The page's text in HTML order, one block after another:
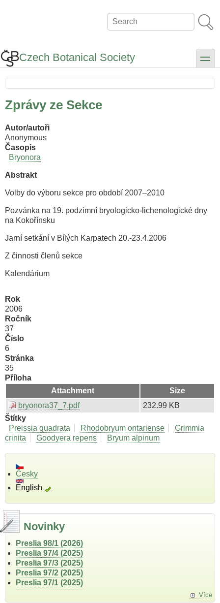
Search
Czech Botanical Society toggle
Zprávy ze Sekce
Autor/autoři
Anonymous
Časopis
Bryonora
Abstrakt
Volby do výboru sekce pro období 2007–2010
Pozvánka na 19. podzimní bryologicko-lichenologické dny
na Kokořínsku
Jarní setkání v Bílých Karpatech 20.-23.4.2006
Z činnosti členů sekce
Kalendárium
Rok
2006
Ročník
37
Číslo
6
Stránka
35
Příloha
Attachment
Size
bryonora37_7.pdf
232.99 KB
Štítky
Preissia quadrata
Rhodobryum ontariense
Grimmia
crinita
Goodyera repens Bryum alpinum
Česky
English
Novinky
Preslia 98/1 (2026)
Preslia 97/4 (2025)
Preslia 97/3 (2025)
Preslia 97/2 (2025)
Preslia 97/1 (2025)
Více